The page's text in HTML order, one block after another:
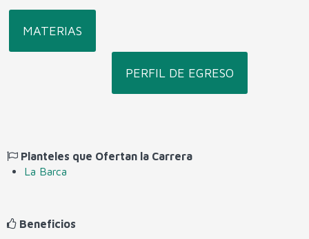
Refrigeración y Climatización
Microelectrónica y Semiconductores
MATERIAS
PERFIL DE EGRESO
Planteles que Ofertan la Carrera
La Barca
Beneficios